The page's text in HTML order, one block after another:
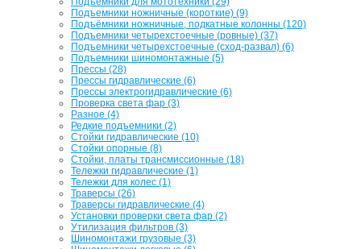
Подъемники ножничные (короткие) (9)
Подъёмники ножничные, подкатные колонны (120)
Подъемники четырехстоечные (ровные) (37)
Подъемники четырехстоечные (сход-развал) (6)
Подъемники шиномонтажные (5)
Прессы (28)
Прессы гидравлические (6)
Прессы электрогидравлические (6)
Проверка света фар (3)
Разное (4)
Редкие подъемники (2)
Стойки гидравлические (10)
Стойки опорные (8)
Стойки, платы трансмиссионные (18)
Тележки гидравлические (1)
Тележки для колес (1)
Траверсы (26)
Траверсы гидравлические (4)
Установки проверки света фар (2)
Утилизация фильтров (3)
Шиномонтажи грузовые (3)